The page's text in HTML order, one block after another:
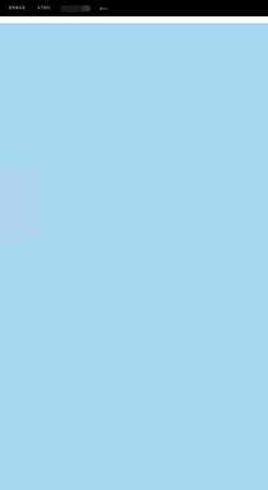
投资者关系 关于我们 中EN